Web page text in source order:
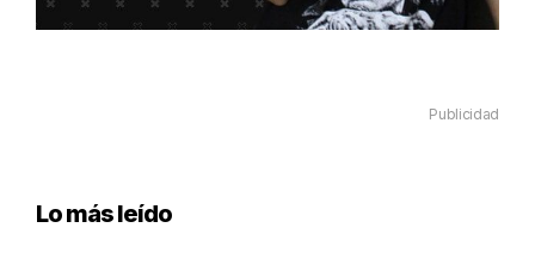
Publicidad
Lo más leído